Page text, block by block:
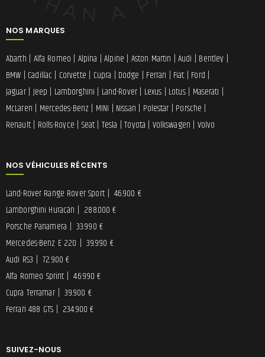
NOS MARQUES
Abarth | Alfa Romeo | Alpina |Alpine | Aston Martin |Audi | Bentley |
BMW | Cadillac | Corvette | Cupra | Dodge | Ferrari | Fiat | Ford |
Jaguar| Jeep | Lamborghini | Land-Rover| Lexus | Lotus| Maserati |
McLaren | Mercedes-Benz | MINI | Nissan | Polestar | Porsche |
Renault| Rolls-Royce | Seat | Tesla |Toyota | Volkswagen | Volvo
NOS VÉHICULES RÉCENTS
Land-Rover Range Rover Sport | 46.900 €
Lamborghini Huracán | 288.000 €
Porsche Panamera | 33.990 €
Mercedes-Benz E 220 | 39.990 €
Audi RS3 | 72.900 €
Alfa Romeo Sprint | 46.990 €
Cupra Terramar | 39.900 €
Ferrari 488 GTS | 234.900 €
SUIVEZ-NOUS